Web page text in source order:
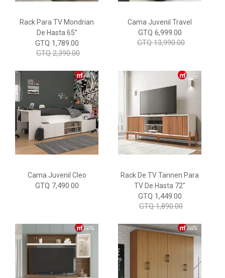
Rack Para TV Mondrian
De Hasta 65”
GTQ 1,789.00
GTQ 2,390.00
Cama Juvenil Travel
GTQ 6,999.00
GTQ 13,990.00
Cama Juvenil Cleo
GTQ 7,490.00
Rack De TV Tannen Para
TV De Hasta 72"
GTQ 1,449.00
GTQ 1,890.00